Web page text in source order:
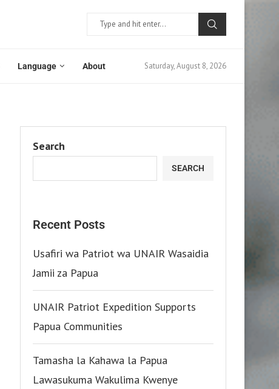
Language About Saturday, August 8, 2026
Search
SEARCH
Recent Posts
Usafiri wa Patriot wa UNAIR Wasaidia
Jamii za Papua
UNAIR Patriot Expedition Supports
Papua Communities
Tamasha la Kahawa la Papua
Lawasukuma Wakulima Kwenye